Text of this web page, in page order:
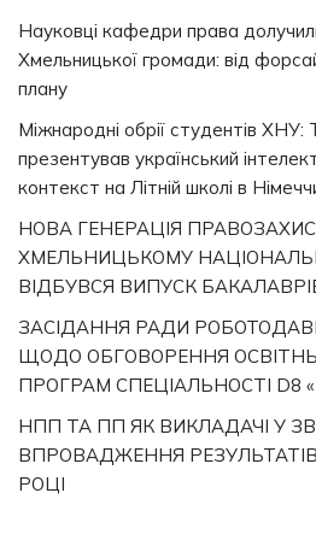
Науковці кафедри права
Хмельницької громади: від
плану
Міжнародні обрії студентів
презентував український
контекст на Літній школі в
НОВА ГЕНЕРАЦІЯ
ХМЕЛЬНИЦЬКОМУ
ВІДБУВСЯ ВИПУСК
ЗАСІДАННЯ РАДИ
ЩОДО ОБГОВОРЕННЯ
ПРОГРАМ СПЕЦІАЛЬНОСТІ D8
НПП ТА ПП ЯК ВИКЛАДАЧІ У
ВПРОВАДЖЕННЯ
РОЦІ